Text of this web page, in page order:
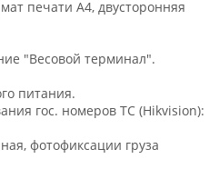
печати A4, двусторонняя
"Весовой терминал".
питания.
гос. номеров ТС (Hikvision):
фотофиксации груза